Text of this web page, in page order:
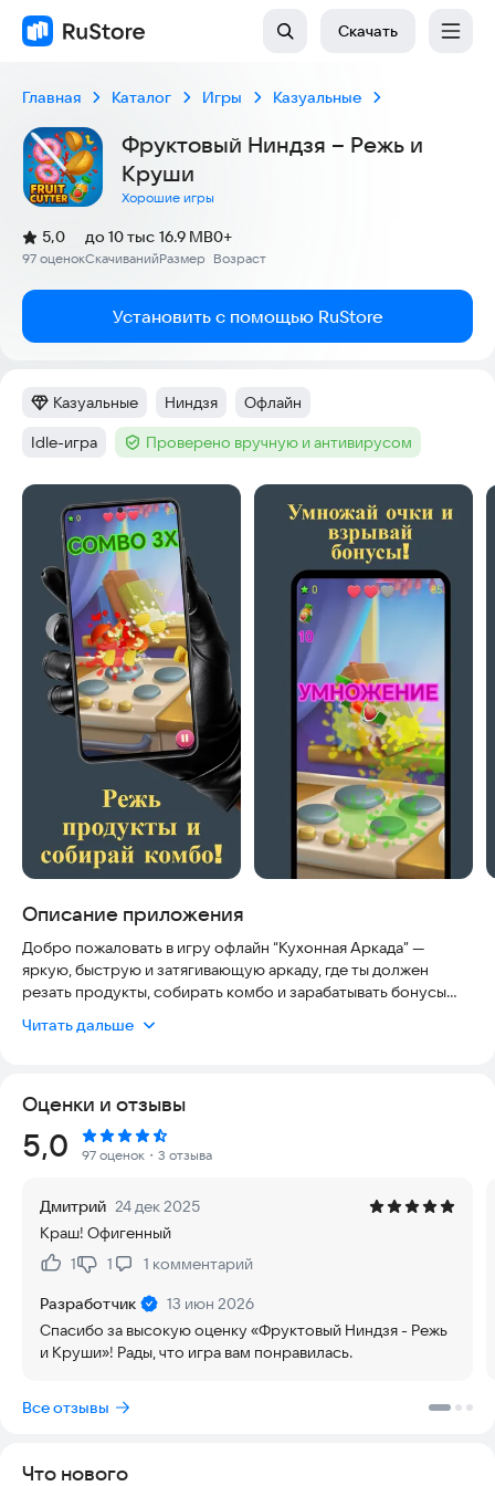
Скачать
Главная Каталог Игры Казуальные
Фруктовый Ниндзя – Режь и
Круши
Хорошие игры
Рейтинг:
5,0
(
97 оценок
)
Скачиваний
до 10 тыс
Размер
16.9 MB
Возраст
0+
Установить с помощью RuStore
Категория:
Казуальные Тег:
Ниндзя Тег:
Офлайн
Тег:
Idle-игра Тег :Проверено вручную и антивирусом
Скриншоты
Описание приложения
Добро пожаловать в игру офлайн “Кухонная Аркада” —
яркую, быструю и затягивающую аркаду, где ты должен
резать продукты, собирать комбо и зарабатывать бонусы
Проверь свою реакцию, почувствуй драйв и стань мастером
🎯 Что тебя ждёт в игре:
🔪 Реалистичная аркада с нарезкой продуктов — овощи,
фрукты, сыр, чипсы и многое другое летят прямо перед
движением.
⚡ Механика “игра на реакцию” — чем быстрее ты режешь, тем
выше комбо, больше очков и шансов попасть в таблицу
лидеров!
🧨 Яркие эффекты, брызги, сок и взрывная анимация — всё,
как в настоящей кухне!
💥 Супер-режим и умножение очков — активируй бонусы,
🧩 Казуальная игра без интернета — играй где угодно и когда
Читать дальше
Оценки и отзывы
Рейтинг:
5,0 97 оценок ・3 отзыва
Дмитрий 24 дек 2025
Краш! Офигенный
Нравится:
1Не нравится:
1 1 комментарий
Разработчик
13 июн 2026
Спасибо за высокую оценку «Фруктовый Ниндзя - Режь
и Круши»! Рады, что игра вам понравилась.
Все отзывы
Что нового